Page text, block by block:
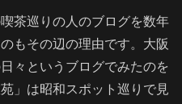
茶巡りの人のブログを数年
もその辺の理由です。大阪
々というブログでみたのを
」は昭和スポット巡りで見